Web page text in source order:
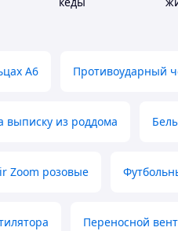
А6 Противоударный
выписку из роддома
Zoom розовые
Переносной